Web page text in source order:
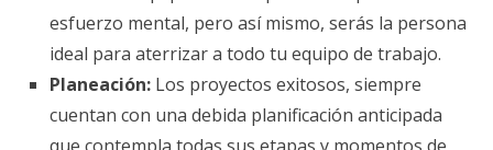
esfuerzo mental, pero así mismo, serás la persona
ideal para aterrizar a todo tu equipo de trabajo.
Planeación: Los proyectos exitosos, siempre
cuentan con una debida planificación anticipada